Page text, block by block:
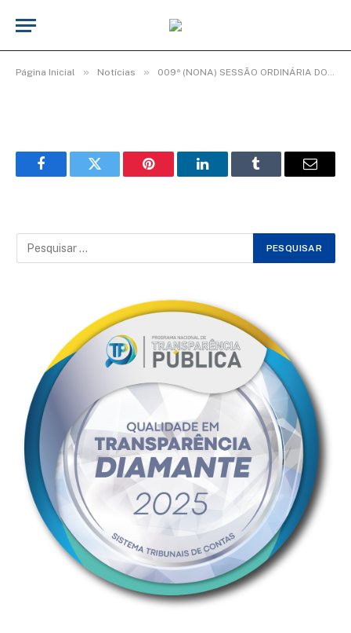
Página Inicial » Notícias » 009ª (NONA) SESSÃO ORDINÁRIA DO 3º PERÍODO LEGISLATIVO DA 20ª LEGISLATURA.
WhatsApp Image 2026-04-06 at 09.19.24
FacebookTwitter Pinterest LinkedInTumblr Email